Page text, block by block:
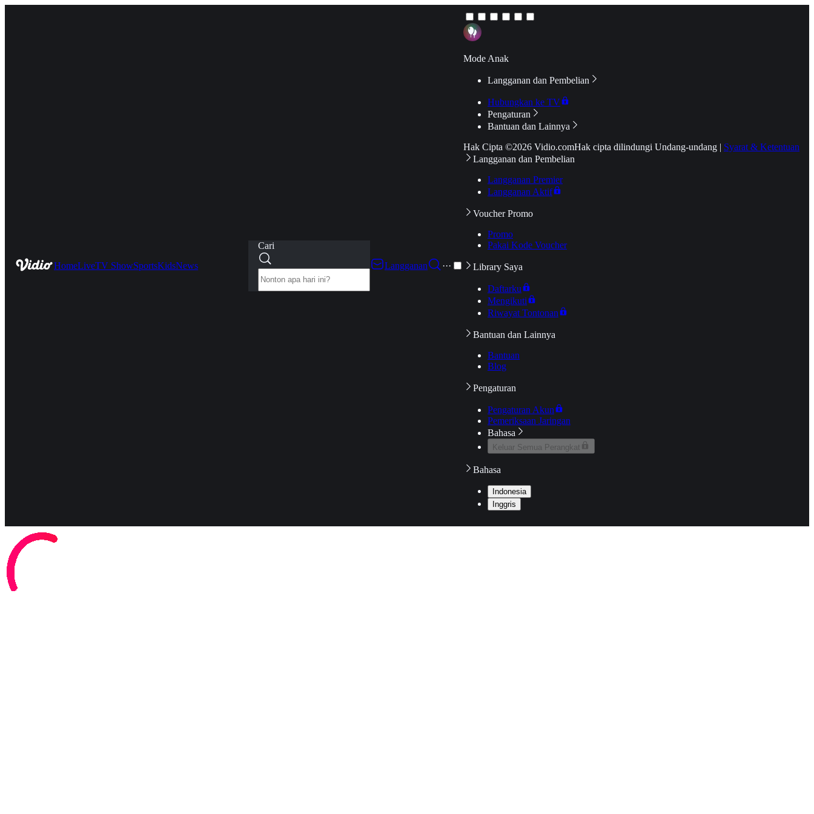
HomeLiveTV ShowSportsKidsNews
Cari
Langganan
···
Mode Anak
Langganan dan Pembelian
Hubungkan ke TV
Pengaturan
Bantuan dan Lainnya
Hak Cipta ©2026 Vidio.comHak cipta dilindungi Undang-undang | Syarat & Ketentuan
Langganan dan Pembelian
Langganan Premier
Langganan Aktif
Voucher Promo
Promo
Pakai Kode Voucher
Library Saya
Daftarku
Mengikuti
Riwayat Tontonan
Bantuan dan Lainnya
Bantuan
Blog
Pengaturan
Pengaturan Akun
Pemeriksaan Jaringan
Bahasa
Keluar Semua Perangkat
Bahasa
Indonesia
Inggris